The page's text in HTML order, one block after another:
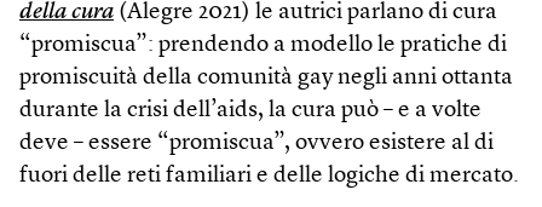
della cura (Alegre 2021) le autrici parlano di cura
“promiscua”: prendendo a modello le pratiche di
promiscuità della comunità gay negli anni ottanta
durante la crisi dell’aids, la cura può – e a volte
deve – essere “promiscua”, ovvero esistere al di
fuori delle reti familiari e delle logiche di mercato.